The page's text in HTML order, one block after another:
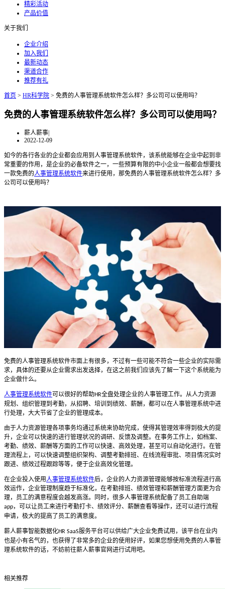
精彩活动
产品价值
关于我们
企业介绍
加入我们
最新动态
渠道合作
推荐有礼
首页 > HR科学院 > 免费的人事管理系统软件怎么样？多公司可以使用吗？
免费的人事管理系统软件怎么样？多公司可以使用吗？
薪人薪事|
2022-12-09
如今的各行各业的企业都会应用到人事管理系统软件，该系统能够在企业中起到非
常重要的作用，是企业的必备软件之一，一些预算有限的中小企业一般都会想要找
一款免费的人事管理系统软件来进行使用，那免费的人事管理系统软件怎么样？多
公司可以使用吗？
免费的人事管理系统软件市面上有很多，不过有一些可能不符合一些企业的实际需
求，具体的还要从企业需求出发选择，在这之前我们应该先了解一下这个系统能为
企业做什么。
人事管理系统软件可以很好的帮助HR全盘处理企业的人事管理工作。从人力资源
规划、组织管理到考勤，从招聘、培训到绩效、薪酬，都可以在人事管理系统中进
行处理，大大节省了企业的管理成本。
由于人力资源管理各项事务均通过系统来协助完成，使得其管理效率得到极大的提
升，企业可以快速的进行管理状况的调研、反馈及调整。在事务工作上，如档案、
考勤、绩效、薪酬等方面的工作可以快速、高效处理，甚至可以自动化进行。在管
理流程上，可以快速调整组织架构、调整考勤排班、在线流程审批、项目情况实时
跟进、绩效过程跟踪等等，便于企业高效化管理。
在企业投入使用人事管理系统软件后，企业的人力资源管理能够按标准流程进行高
效运作，企业管理制度趋于标准化，在考勤排班、绩效管理和薪酬管理方面更为合
理，员工的满意程度会越发高涨。同时，很多人事管理系统配备了员工自助端
app，可以让员工来进行考勤打卡、绩效评分、薪酬查看等操作，还可以进行流程
申请，极大的提高了员工的满意度。
薪人薪事智能数据化HR SaaS服务平台可以供给广大企业免费试用，该平台在业内
也是小有名气的，也获得了非常多的企业的使用好评，如果您想使用免费的人事管
理系统软件的话，不妨前往薪人薪事官网进行试用吧。
相关推荐